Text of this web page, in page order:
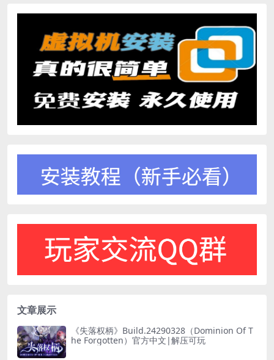
文章展示
《失落权柄》Build.24290328（Dominion Of T
he Forgotten）官方中文|解压可玩